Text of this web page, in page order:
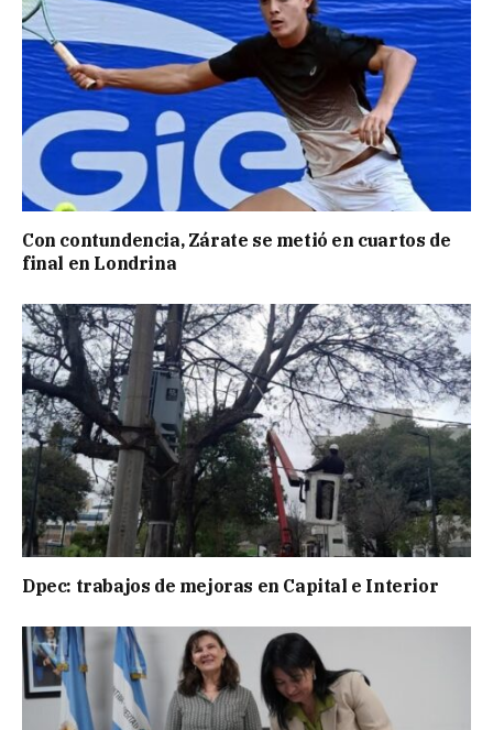
Con contundencia, Zárate se metió en cuartos de
final en Londrina
Dpec: trabajos de mejoras en Capital e Interior